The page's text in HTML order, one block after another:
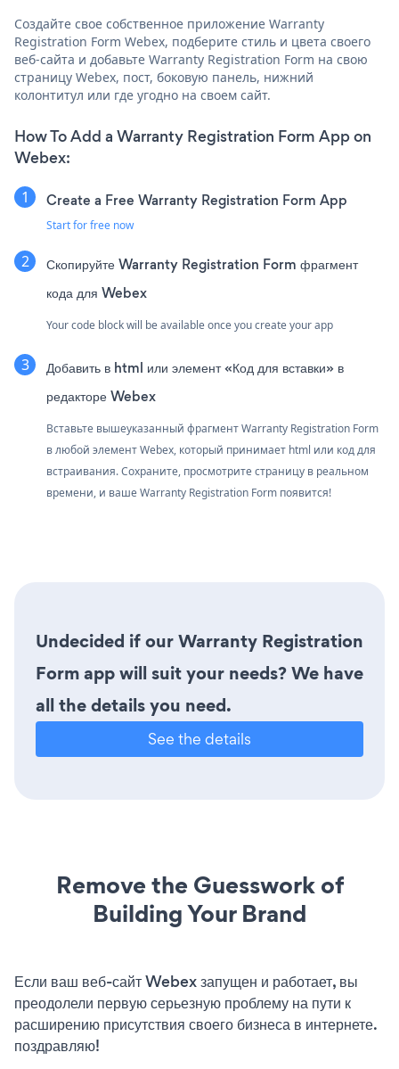
Создайте свое собственное приложение Warranty
Registration Form Webex, подберите стиль и цвета своего
веб-сайта и добавьте Warranty Registration Form на свою
страницу Webex, пост, боковую панель, нижний
колонтитул или где угодно на своем сайт.
How To Add a Warranty Registration Form App on
Webex:
Create a Free Warranty Registration Form App
Start for free now
Скопируйте Warranty Registration Form фрагмент
кода для Webex
Your code block will be available once you create your app
Добавить в html или элемент «Код для вставки» в
редакторе Webex
Вставьте вышеуказанный фрагмент Warranty Registration Form
в любой элемент Webex, который принимает html или код для
встраивания. Сохраните, просмотрите страницу в реальном
времени, и ваше Warranty Registration Form появится!
Undecided if our Warranty Registration
Form app will suit your needs? We have
all the details you need.
See the details
Remove the Guesswork of
Building Your Brand
Если ваш веб-сайт Webex запущен и работает, вы
преодолели первую серьезную проблему на пути к
расширению присутствия своего бизнеса в интернете.
поздравляю!